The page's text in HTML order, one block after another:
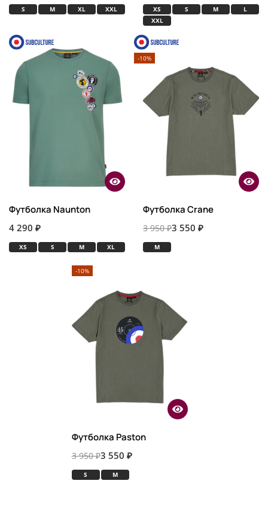
S M XL XXL XS S M
L
XXL
Футболка Naunton
4 290 ₽
XS S M XL
-10%
Футболка Crane
3 950 ₽3 550 ₽
M
-10%
Футболка Paston
3 950 ₽3 550 ₽
S M